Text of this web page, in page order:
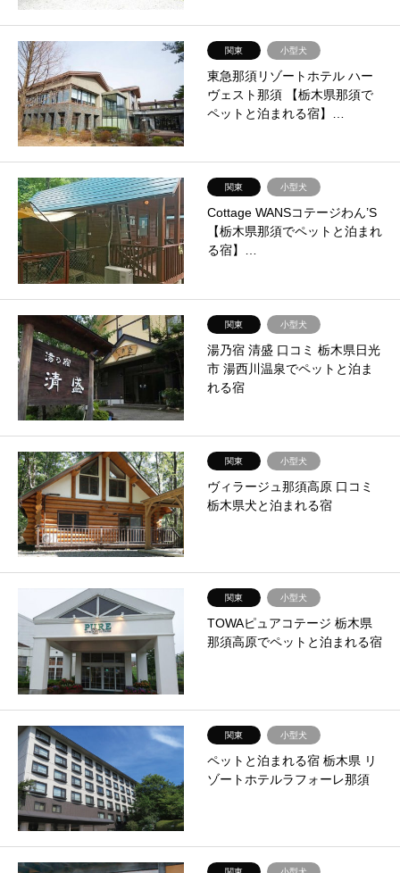
関東 小型犬
東急那須リゾートホテル ハー
ヴェスト那須 【栃木県那須で
ペットと泊まれる宿】…
関東 小型犬
Cottage WANSコテージわん’S
【栃木県那須でペットと泊まれ
る宿】…
関東 小型犬
湯乃宿 清盛 口コミ 栃木県日光
市 湯西川温泉でペットと泊ま
れる宿
関東 小型犬
ヴィラージュ那須高原 口コミ
栃木県犬と泊まれる宿
関東 小型犬
TOWAピュアコテージ 栃木県
那須高原でペットと泊まれる宿
関東 小型犬
ペットと泊まれる宿 栃木県 リ
ゾートホテルラフォーレ那須